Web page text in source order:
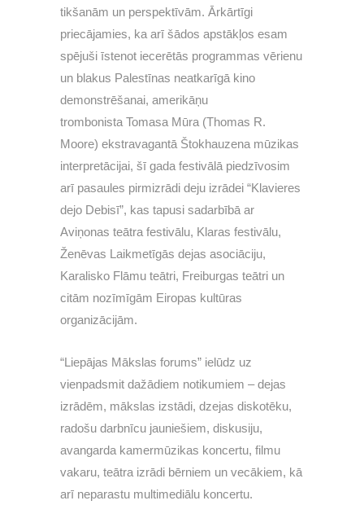
tikšanām un perspektīvām. Ārkārtīgi
priecājamies, ka arī šādos apstākļos esam
spējuši īstenot iecerētās programmas vērienu
un blakus Palestīnas neatkarīgā kino
demonstrēšanai, amerikāņu
trombonista Tomasa Mūra (Thomas R.
Moore) ekstravagantā Štokhauzena mūzikas
interpretācijai, šī gada festivālā piedzīvosim
arī pasaules pirmizrādi deju izrādei “Klavieres
dejo Debisī”, kas tapusi sadarbībā ar
Aviņonas teātra festivālu, Klaras festivālu,
Ženēvas Laikmetīgās dejas asociāciju,
Karalisko Flāmu teātri, Freiburgas teātri un
citām nozīmīgām Eiropas kultūras
organizācijām.
“Liepājas Mākslas forums” ielūdz uz
vienpadsmit dažādiem notikumiem – dejas
izrādēm, mākslas izstādi, dzejas diskotēku,
radošu darbnīcu jauniešiem, diskusiju,
avangarda kamermūzikas koncertu, filmu
vakaru, teātra izrādi bērniem un vecākiem, kā
arī neparastu multimediālu koncertu.